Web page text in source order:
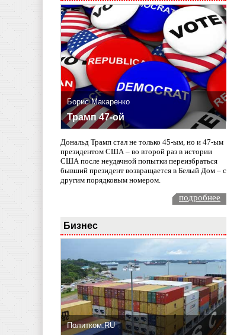
Борис Макаренко
Трамп 47-ой
Дональд Трамп стал не только 45-ым, но и 47-ым
президентом США – во второй раз в истории
США после неудачной попытки переизбраться
бывший президент возвращается в Белый Дом – с
другим порядковым номером.
подробнее
Бизнес
Политком.RU